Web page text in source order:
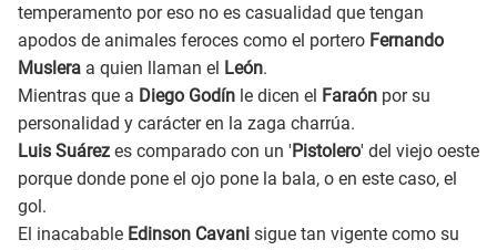
temperamento por eso no es casualidad que tengan
apodos de animales feroces como el portero Fernando
Muslera a quien llaman el León.
Mientras que a Diego Godín le dicen el Faraón por su
personalidad y carácter en la zaga charrúa.
Luis Suárez es comparado con un ' Pistolero' del viejo oeste
porque donde pone el ojo pone la bala, o en este caso, el
gol.
El inacabable Edinson Cavani sigue tan vigente como su